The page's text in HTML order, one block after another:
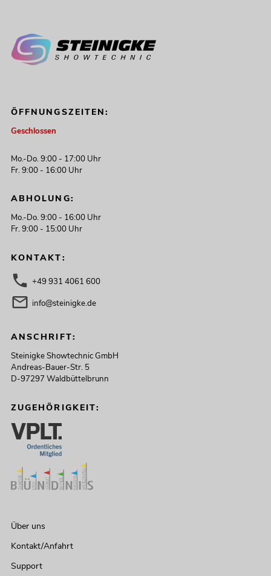
ÖFFNUNGSZEITEN:
Geschlossen
Mo.-Do. 9:00 - 17:00 Uhr
Fr. 9:00 - 16:00 Uhr
ABHOLUNG:
Mo.-Do. 9:00 - 16:00 Uhr
Fr. 9:00 - 15:00 Uhr
KONTAKT:
+49 931 4061 600
info@steinigke.de
ANSCHRIFT:
Steinigke Showtechnic GmbH
Andreas-Bauer-Str. 5
D-97297 Waldbüttelbrunn
ZUGEHÖRIGKEIT:
Über uns
Kontakt/Anfahrt
Support